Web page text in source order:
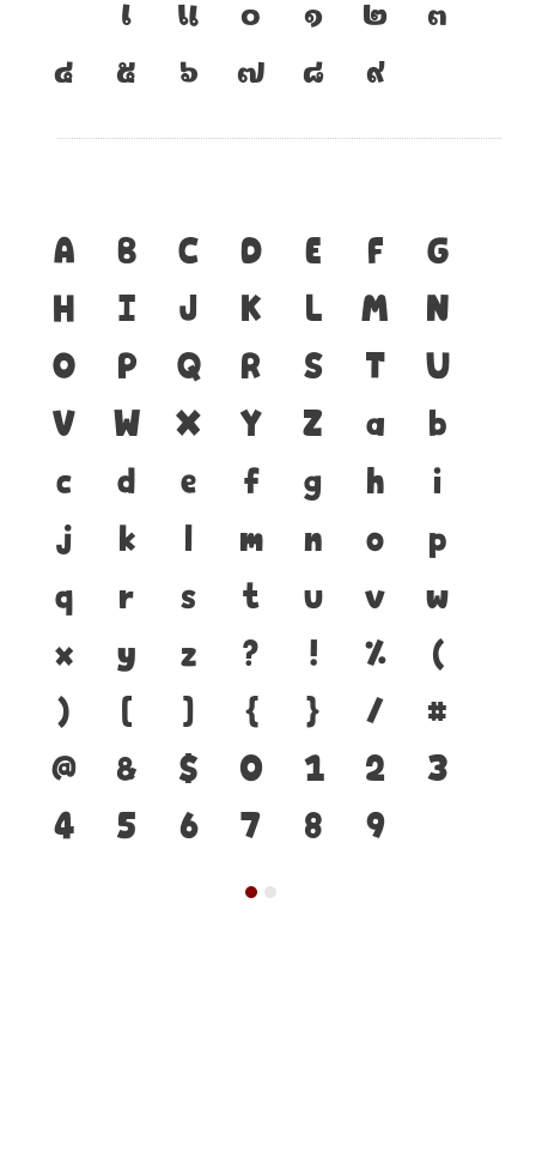
เ
แ ๐ ๑ ๒
๓
๔
๕ ๖ ๗ ๘ ๙
A B C D E F
G
H
I J K L M
N
O
P Q R S T
U
V
W X Y Z a
b
c
d e f g h
i
j
k l m n o
p
q
r s t u v
w
x
y z ? ! %
(
)
[ ] { } /
#
@
& $ 0 1 2
3
4
5 6 7 8 9